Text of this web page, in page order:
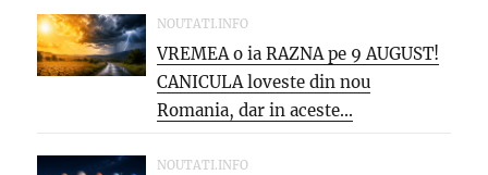
NOUTATI.INFO
VREMEA o ia RAZNA pe 9 AUGUST!
CANICULA loveste din nou
Romania, dar in aceste...
NOUTATI.INFO